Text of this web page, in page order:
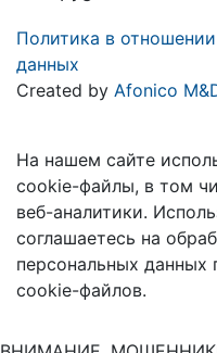
Политика в
данных
Created by Afonico
На нашем сайте
cookie-файлы, в том
веб-аналитики.
соглашаетесь на
персональных
cookie-файлов.